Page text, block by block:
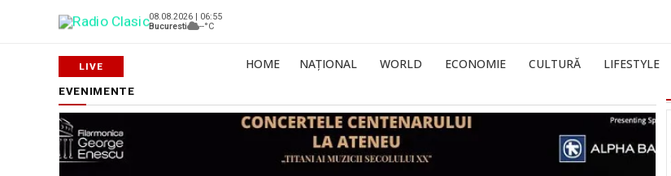
08.08.2026 | 06:55
Bucuresti
--°C
HOME NAȚIONAL WORLD ECONOMIE CULTURĂ LIFESTYLE
EVENIMENTE